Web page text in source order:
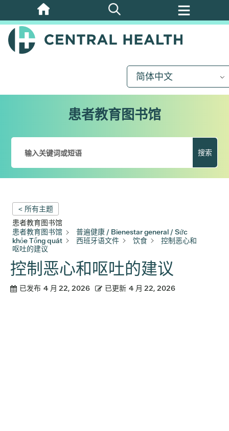
跳
至
主
简体中文
患者教育图书馆
搜索
< 所有主题
患者教育图书馆
患者教育图书馆
普遍健康 / Bienestar general / Sức
khỏe Tổng quát
西班牙语文件 饮食
控制恶心和
呕吐的建议
控制恶心和呕吐的建议
已发布 4 月 22, 2026 已更新 4 月 22, 2026